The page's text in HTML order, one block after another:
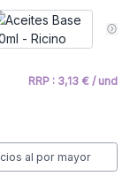
RRP : 3,13 € / und
al por mayor